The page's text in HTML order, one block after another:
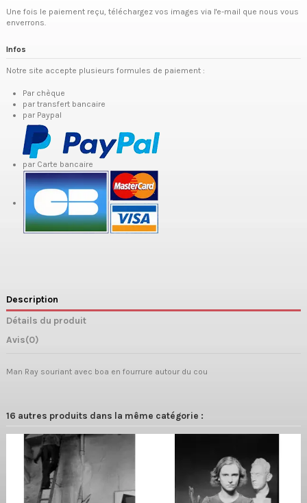
Une fois le paiement reçu, téléchargez vos images via l'e-mail que nous vous
enverrons.
Infos
Notre site accepte plusieurs formules de paiement :
Par chèque
par transfert bancaire
par Paypal
par Carte bancaire
Description
Détails du produit
Avis(0)
Man Ray souriant avec boa en fourrure autour du cou
16 autres produits dans la même catégorie :